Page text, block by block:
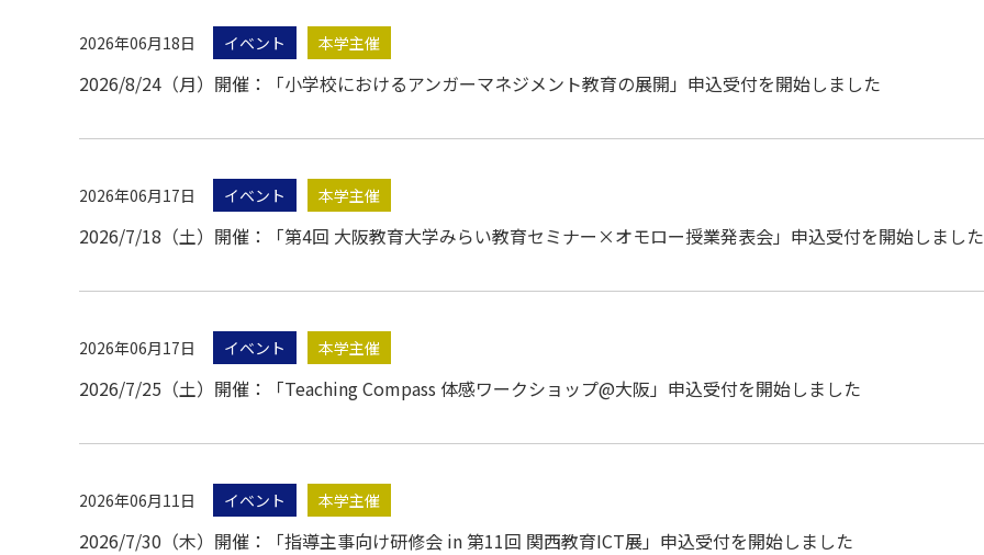
2026年06月18日 イベント 本学主催
2026/8/24（月）開催：「小学校におけるアンガーマネジメント教育の展開」申込受付を開始しました
2026年06月17日 イベント 本学主催
2026/7/18（土）開催：「第4回 大阪教育大学みらい教育セミナー×オモロー授業発表会」申込受付を開始しました
2026年06月17日 イベント 本学主催
2026/7/25（土）開催：「Teaching Compass 体感ワークショップ@大阪」申込受付を開始しました
2026年06月11日 イベント 本学主催
2026/7/30（木）開催：「指導主事向け研修会 in 第11回 関西教育ICT展」申込受付を開始しました